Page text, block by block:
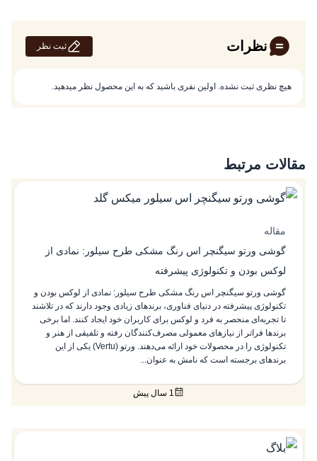
نظرات ثبت نظر
هیچ نظری ثبت نشده. اولین نفری باشید که به این محصول نظر میدهید.
مقالات مرتبط
مقاله
گوشی ورتو سیگنچر اس رنگ مشکی طرح سیلور: نمادی از
لوکس بودن و تکنولوژی پیشرفته
گوشی ورتو سیگنچر اس رنگ مشکی طرح سیلور: نمادی از لوکس بودن و
تکنولوژی پیشرفته در دنیای فناوری، برندهای زیادی وجود دارند که در تلاشند
تا تجربه‌ای منحصر به فرد و لوکس برای کاربران خود ایجاد کنند. اما برخی
برندها فراتر از نیازهای معمولی مصرف‌کنندگان رفته و تلفیقی از هنر و
تکنولوژی را در محصولات خود ارائه می‌دهند. ورتو (Vertu) یکی از این
برندهای برجسته است که نامش به عنوان...
1 سال پیش